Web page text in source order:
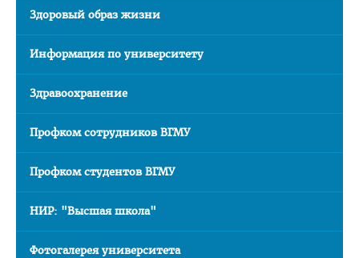
Первокурснику
Расписание
Дневная форма обучения
Заочная форма обучения
Подготовительное отделение
Студенческое научное общество
Здоровый образ жизни
Информация по университету
Здравоохранение
Профком сотрудников ВГМУ
Профком студентов ВГМУ
НИР: "Высшая школа"
Фотогалерея университета